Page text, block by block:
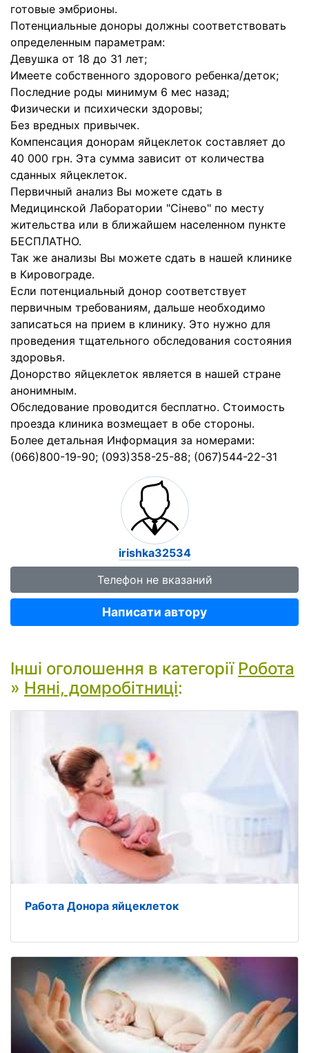
готовые эмбрионы.
Потенциальные доноры должны соответствовать
определенным параметрам:
Девушка от 18 до 31 лет;
Имеете собственного здорового ребенка/деток;
Последние роды минимум 6 мес назад;
Физически и психически здоровы;
Без вредных привычек.
Компенсация донорам яйцеклеток составляет до
40 000 грн. Эта сумма зависит от количества
сданных яйцеклеток.
Первичный анализ Вы можете сдать в
Медицинской Лаборатории "Cінево" по месту
жительства или в ближайшем населенном пункте
БЕСПЛАТНО.
Так же анализы Вы можете сдать в нашей клинике
в Кировограде.
Если потенциальный донор соответствует
первичным требованиям, дальше необходимо
записаться на прием в клинику. Это нужно для
проведения тщательного обследования состояния
здоровья.
Донорство яйцеклеток является в нашей стране
анонимным.
Обследование проводится бесплатно. Стоимость
проезда клиника возмещает в обе стороны.
Более детальная Информация за номерами:
(066)800-19-90; (093)358-25-88; (067)544-22-31
irishka32534
Телефон не вказаний
Написати автору
Інші оголошення в категорії Робота
» Няні, домробітниці:
Работа Донора яйцеклеток